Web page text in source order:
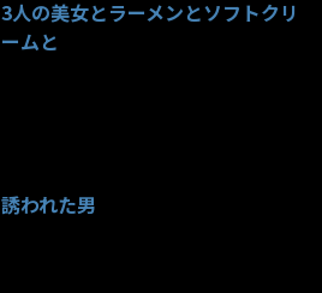
3人の美女とラーメンとソフトクリ
ームと
誘われた男